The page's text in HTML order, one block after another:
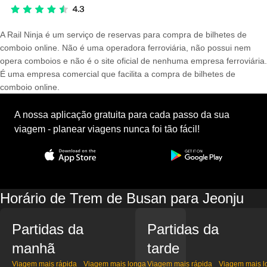
A Rail Ninja é um serviço de reservas para compra de bilhetes de
comboio online. Não é uma operadora ferroviária, não possui nem
opera comboios e não é o site oficial de nenhuma empresa ferroviária.
É uma empresa comercial que facilita a compra de bilhetes de
comboio online.
A nossa aplicação gratuita para cada passo da sua
viagem - planear viagens nunca foi tão fácil!
Horário de Trem de Busan para Jeonju
Partidas da
manhã
Viagem mais rápida Viagem mais longa
Partidas da
tarde
Viagem mais rápida Viagem mais